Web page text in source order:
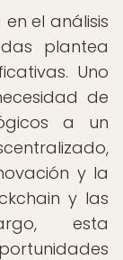
el análisis
plantea
Uno
de
a un
y la
y las
esta